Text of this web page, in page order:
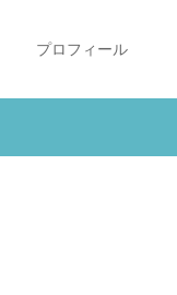
プロフィール